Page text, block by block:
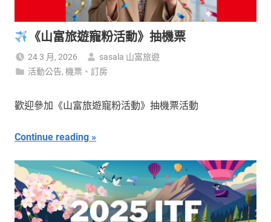
《山富旅遊寵粉活動》抽機票
24 3 月, 2026
sasala 山富旅遊
活動公告,機票、訂房
歡迎參加《山富旅遊寵粉活動》抽機票活動
Continue reading